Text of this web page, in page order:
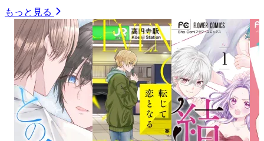
もっと見る